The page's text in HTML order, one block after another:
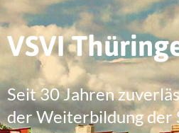
VSVI
Seit 30 Jahren
der Weiterbildung der